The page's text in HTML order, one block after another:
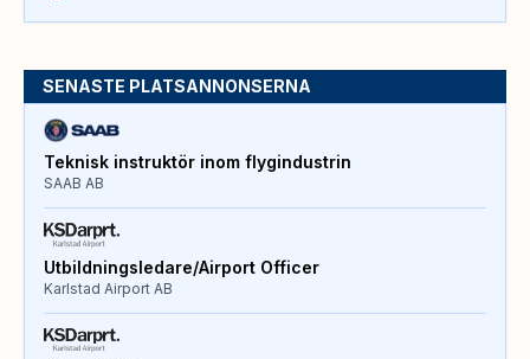
SENASTE PLATSANNONSERNA
Teknisk instruktör inom flygindustrin
SAAB AB
Utbildningsledare/Airport Officer
Karlstad Airport AB